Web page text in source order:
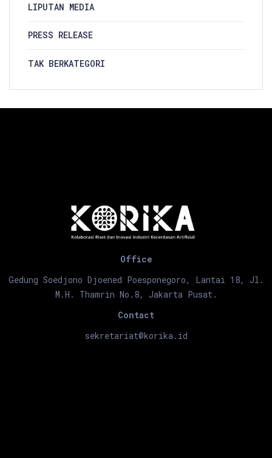
LIPUTAN MEDIA
PRESS RELEASE
TAK BERKATEGORI
Office
Gedung Soedjono Djoened Poesponegoro, Lantai 18, Jl.
M.H. Thamrin No.8, Jakarta Pusat.
Contact
sekretariat@korika.id